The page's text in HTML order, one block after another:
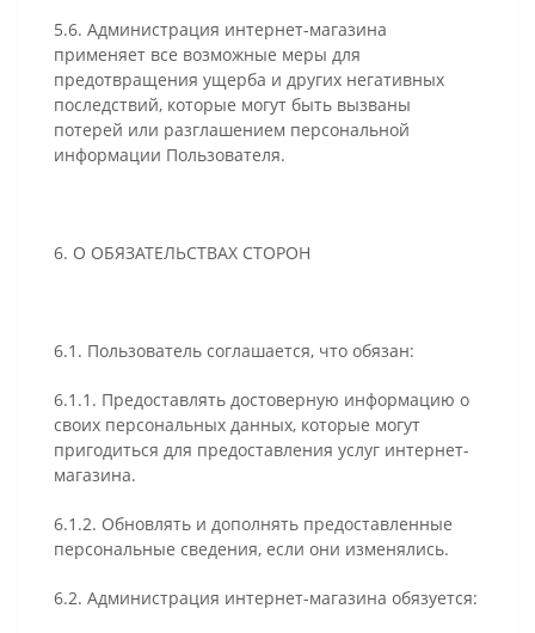
5.6. Администрация интернет-магазина
применяет все возможные меры для
предотвращения ущерба и других негативных
последствий, которые могут быть вызваны
потерей или разглашением персональной
информации Пользователя.
6. О ОБЯЗАТЕЛЬСТВАХ СТОРОН
6.1. Пользователь соглашается, что обязан:
6.1.1. Предоставлять достоверную информацию о
своих персональных данных, которые могут
пригодиться для предоставления услуг интернет-
магазина.
6.1.2. Обновлять и дополнять предоставленные
персональные сведения, если они изменялись.
6.2. Администрация интернет-магазина обязуется: